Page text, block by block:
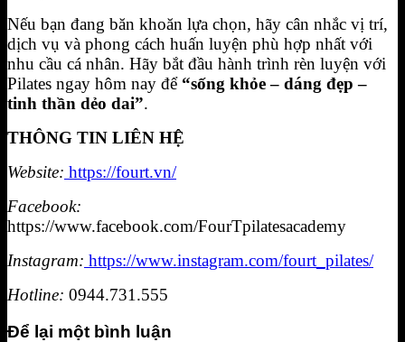
Nếu bạn đang băn khoăn lựa chọn, hãy cân nhắc vị trí,
dịch vụ và phong cách huấn luyện phù hợp nhất với
nhu cầu cá nhân. Hãy bắt đầu hành trình rèn luyện với
Pilates ngay hôm nay để “sống khỏe – dáng đẹp –
tinh thần dẻo dai”.
THÔNG TIN LIÊN HỆ
Website: https://fourt.vn/
Facebook:
https://www.facebook.com/FourTpilatesacademy
Instagram: https://www.instagram.com/fourt_pilates/
Hotline: 0944.731.555
Để lại một bình luận